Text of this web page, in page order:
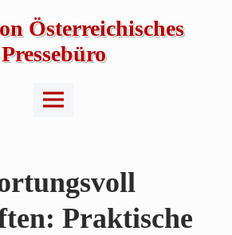
Österreichisches
Pressebüro
Main
Menu
Praktische